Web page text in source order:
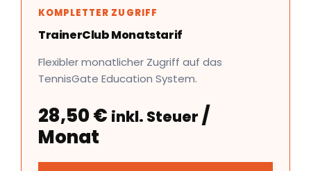
KOMPLETTER ZUGRIFF
TrainerClub Monatstarif
Flexibler monatlicher Zugriff auf das
TennisGate Education System.
28,50€ inkl. Steuer /
Monat